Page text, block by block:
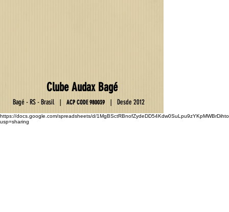
ClubeAudax Bagé
Bagé - RS - Brasil|ACP CODE980039 |Desde 2012
https://docs.google.com/spreadsheets/d/
usp=sharing